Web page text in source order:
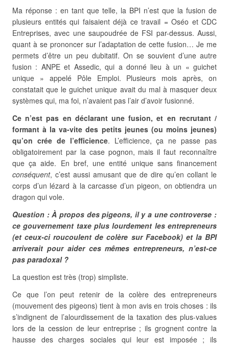
Ma réponse : en tant que telle, la BPI n’est que la fusion de
plusieurs entités qui faisaient déjà ce travail = Oséo et CDC
Entreprises, avec une saupoudrée de FSI par-dessus. Aussi,
quant à se prononcer sur l’adaptation de cette fusion… Je me
permets d’être un peu dubitatif. On se souvient d’une autre
fusion : ANPE et Assedic, qui a donné lieu à un « guichet
unique » appelé Pôle Emploi. Plusieurs mois après, on
constatait que le guichet unique avait du mal à masquer deux
systèmes qui, ma foi, n’avaient pas l’air d’avoir fusionné.
Ce n’est pas en déclarant une fusion, et en recrutant /
formant à la va-vite des petits jeunes (ou moins jeunes)
qu’on crée de l’efficience. L’efficience, ça ne passe pas
obligatoirement par la case pognon, mais il faut reconnaître
que ça aide. En bref, une entité unique sans financement
conséquent, c’est aussi amusant que de dire qu’en collant le
corps d’un lézard à la carcasse d’un pigeon, on obtiendra un
dragon qui vole.
Question : À propos des pigeons, il y a une controverse :
ce gouvernement taxe plus lourdement les entrepreneurs
(et ceux-ci roucoulent de colère sur Facebook) et la BPI
arriverait pour aider ces mêmes entrepreneurs, n’est-ce
pas paradoxal ?
La question est très (trop) simpliste.
Ce que l’on peut retenir de la colère des entrepreneurs
(mouvement des pigeons) tient à mon avis en trois choses : ils
s’indignent de l’alourdissement de la taxation des plus-values
lors de la cession de leur entreprise ; ils grognent contre la
hausse des charges sociales qui leur est imposée ; ils